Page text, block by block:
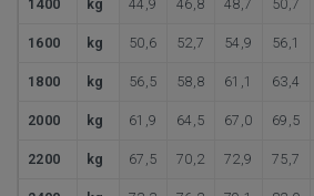
1400 kg 44,9 46,8 48,7 50,7
1600 kg 50,6 52,7 54,9 56,1
1800 kg 56,5 58,8 61,1 63,4
2000 kg 61,9 64,5 67,0 69,5
2200 kg 67,5 70,2 72,9 75,7